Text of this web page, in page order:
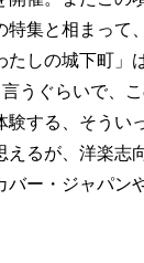
特集と相まって
たしの城下町
うぐらいで、
験する、そうい
えるが、洋楽
ー・ジャパン